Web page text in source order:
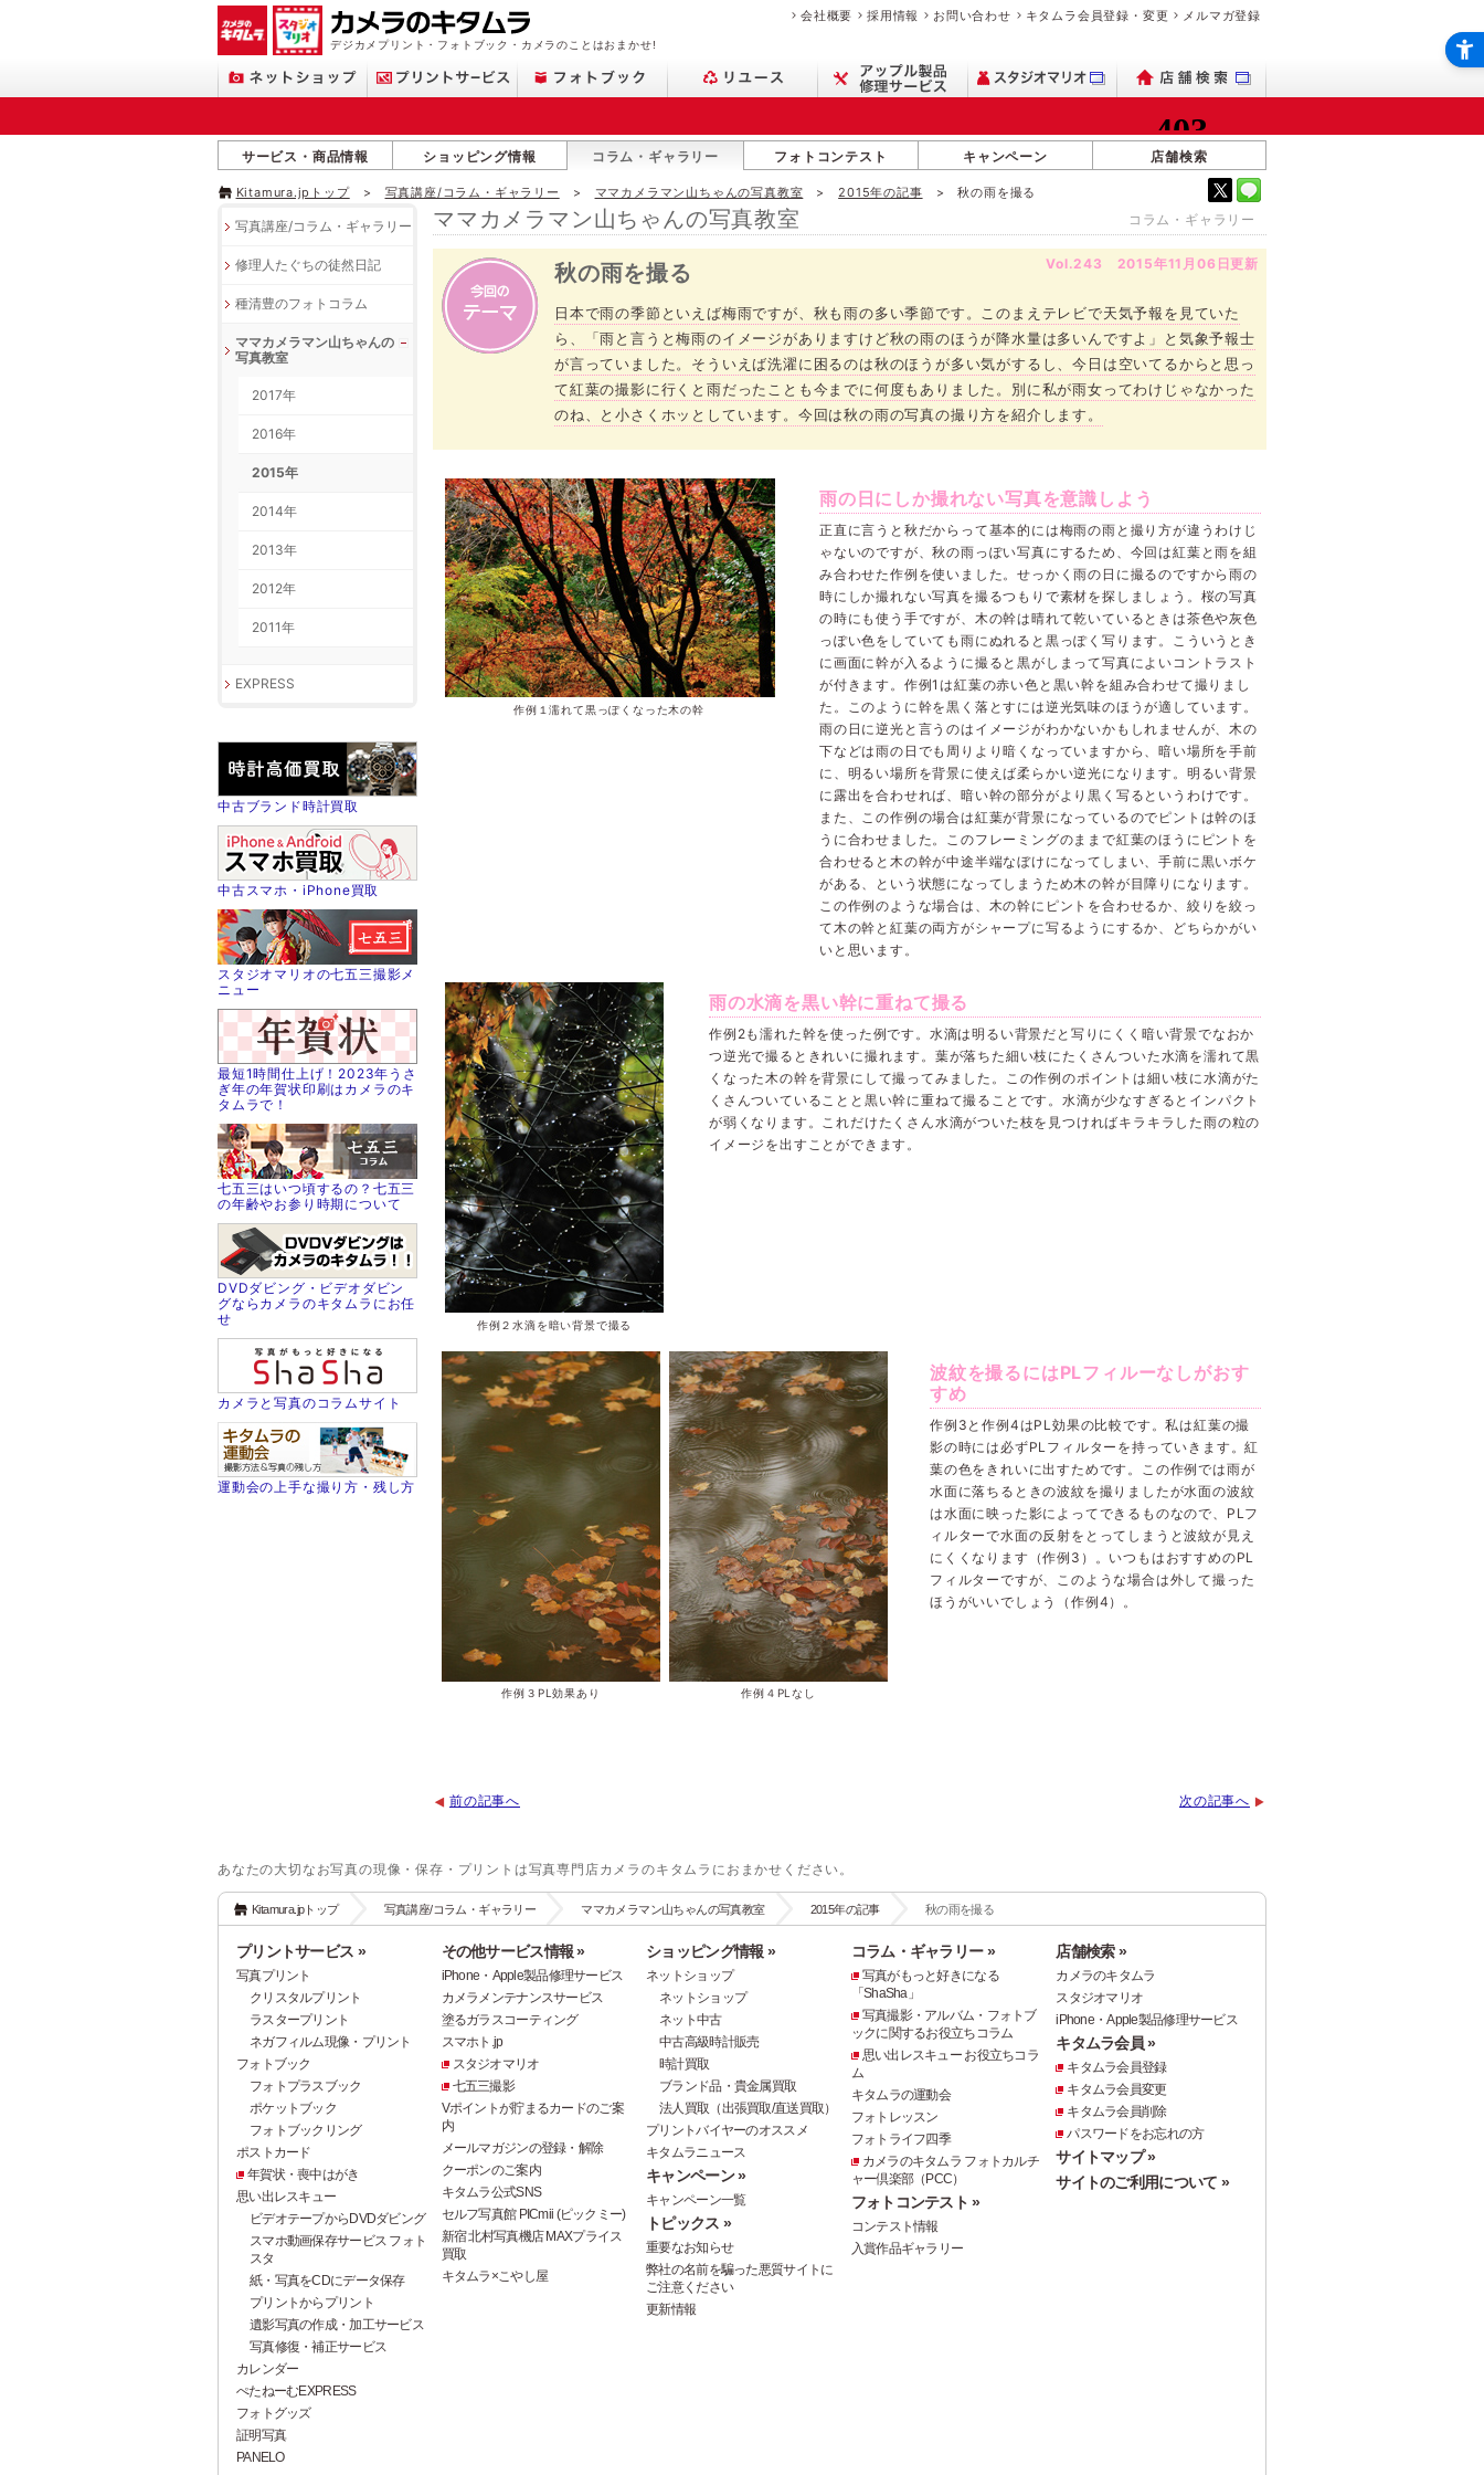
デジカメプリント・フォトブック・カメラのことはおまかせ!
会社概要 採用情報 お問い合わせ キタムラ会員登録・変更 メルマガ登録
サービス・商品情報 ショッピング情報 コラム・ギャラリー フォトコンテスト キャンペーン 店舗検索
Kitamura.jpトップ 写真講座/コラム・ギャラリー ママカメラマン山ちゃんの写真教室 2015年の記事 秋の雨を撮る
ママカメラマン山ちゃんの写真教室 コラム・ギャラリー
秋の雨を撮る Vol.243 2015年11月06日更新
日本で雨の季節といえば梅雨ですが、秋も雨の多い季節です。このまえテレビで天気予報を見ていた
ら、「雨と言うと梅雨のイメージがありますけど秋の雨のほうが降水量は多いんですよ」と気象予報士
が言っていました。そういえば洗濯に困るのは秋のほうが多い気がするし、今日は空いてるからと思っ
て紅葉の撮影に行くと雨だったことも今までに何度もありました。別に私が雨女ってわけじゃなかった
のね、と小さくホッとしています。今回は秋の雨の写真の撮り方を紹介します。
雨の日にしか撮れない写真を意識しよう
正直に言うと秋だからって基本的には梅雨の雨と撮り方が違うわけじ
ゃないのですが、秋の雨っぽい写真にするため、今回は紅葉と雨を組
み合わせた作例を使いました。せっかく雨の日に撮るのですから雨の
時にしか撮れない写真を撮るつもりで素材を探しましょう。桜の写真
の時にも使う手ですが、木の幹は晴れて乾いているときは茶色や灰色
っぽい色をしていても雨にぬれると黒っぽく写ります。こういうとき
に画面に幹が入るように撮ると黒がしまって写真によいコントラスト
が付きます。作例1は紅葉の赤い色と黒い幹を組み合わせて撮りまし
た。このように幹を黒く落とすには逆光気味のほうが適しています。
雨の日に逆光と言うのはイメージがわかないかもしれませんが、木の
下などは雨の日でも周りより暗くなっていますから、暗い場所を手前
に、明るい場所を背景に使えば柔らかい逆光になります。明るい背景
に露出を合わせれば、暗い幹の部分がより黒く写るというわけです。
また、この作例の場合は紅葉が背景になっているのでピントは幹のほ
うに合わせました。このフレーミングのままで紅葉のほうにピントを
合わせると木の幹が中途半端なぼけになってしまい、手前に黒いボケ
がある、という状態になってしまうため木の幹が目障りになります。
この作例のような場合は、木の幹にピントを合わせるか、絞りを絞っ
て木の幹と紅葉の両方がシャープに写るようにするか、どちらかがい
いと思います。
作例１濡れて黒っぽくなった木の幹
雨の水滴を黒い幹に重ねて撮る
作例2も濡れた幹を使った例です。水滴は明るい背景だと写りにくく暗い背景でなおか
つ逆光で撮るときれいに撮れます。葉が落ちた細い枝にたくさんついた水滴を濡れて黒
くなった木の幹を背景にして撮ってみました。この作例のポイントは細い枝に水滴がた
くさんついていることと黒い幹に重ねて撮ることです。水滴が少なすぎるとインパクト
が弱くなります。これだけたくさん水滴がついた枝を見つければキラキラした雨の粒の
イメージを出すことができます。
作例２水滴を暗い背景で撮る
波紋を撮るにはPLフィルーなしがおす
すめ
作例3と作例4はPL効果の比較です。私は紅葉の撮
影の時には必ずPLフィルターを持っていきます。紅
葉の色をきれいに出すためです。この作例では雨が
水面に落ちるときの波紋を撮りましたが水面の波紋
は水面に映った影によってできるものなので、PLフ
ィルターで水面の反射をとってしまうと波紋が見え
にくくなります（作例3）。いつもはおすすめのPL
フィルターですが、このような場合は外して撮った
ほうがいいでしょう（作例4）。
作例３PL効果あり 作例４PLなし
前の記事へ 次の記事へ
写真講座/コラム・ギャラリー
修理人たぐちの徒然日記
種清豊のフォトコラム
ママカメラマン山ちゃんの
写真教室
2017年
2016年
2015年
2014年
2013年
2012年
2011年
EXPRESS
中古ブランド時計買取
中古スマホ・iPhone買取
スタジオマリオの七五三撮影メ
ニュー
最短1時間仕上げ！2023年うさ
ぎ年の年賀状印刷はカメラのキ
タムラで！
七五三はいつ頃するの？七五三
の年齢やお参り時期について
DVDダビング・ビデオダビン
グならカメラのキタムラにお任
せ
カメラと写真のコラムサイト
運動会の上手な撮り方・残し方
あなたの大切なお写真の現像・保存・プリントは写真専門店カメラのキタムラにおまかせください。
Kitamura.jpトップ 写真講座/コラム・ギャラリー ママカメラマン山ちゃんの写真教室 2015年の記事 秋の雨を撮る
プリントサービス »
写真プリント
クリスタルプリント
ラスタープリント
ネガフィルム現像・プリント
フォトブック
フォトプラスブック
ポケットブック
フォトブックリング
ポストカード
年賀状・喪中はがき
思い出レスキュー
ビデオテープからDVDダビング
スマホ動画保存サービス フォト
スタ
紙・写真をCDにデータ保存
プリントからプリント
遺影写真の作成・加工サービス
写真修復・補正サービス
カレンダー
ぺたねーむEXPRESS
フォトグッズ
証明写真
PANELO
その他サービス情報 »
iPhone・Apple製品修理サービス
カメラメンテナンスサービス
塗るガラスコーティング
スマホト.jp
スタジオマリオ
七五三撮影
Vポイントが貯まるカードのご案
内
メールマガジンの登録・解除
クーポンのご案内
キタムラ公式SNS
セルフ写真館 PICmii (ピックミー)
新宿 北村写真機店 MAXプライス
買取
キタムラ×こやし屋
ショッピング情報 »
ネットショップ
ネットショップ
ネット中古
中古高級時計販売
時計買取
ブランド品・貴金属買取
法人買取（出張買取/直送買取）
プリントバイヤーのオススメ
キタムラニュース
キャンペーン »
キャンペーン一覧
トピックス »
重要なお知らせ
弊社の名前を騙った悪質サイトに
ご注意ください
更新情報
コラム・ギャラリー »
写真がもっと好きになる
「ShaSha」
写真撮影・アルバム・フォトブ
ックに関するお役立ちコラム
思い出レスキュー お役立ちコラ
ム
キタムラの運動会
フォトレッスン
フォトライフ四季
カメラのキタムラ フォトカルチ
ャー倶楽部（PCC）
フォトコンテスト »
コンテスト情報
入賞作品ギャラリー
店舗検索 »
カメラのキタムラ
スタジオマリオ
iPhone・Apple製品修理サービス
キタムラ会員 »
キタムラ会員登録
キタムラ会員変更
キタムラ会員削除
パスワードをお忘れの方
サイトマップ »
サイトのご利用について »